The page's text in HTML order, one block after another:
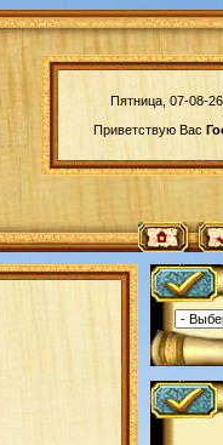
Пятница, 07-08-
Приветствую Вас